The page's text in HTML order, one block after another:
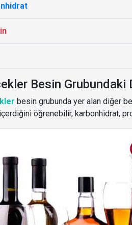
Besin Grubundaki
besin grubunda yer alan diğer
öğrenebilir, karbonhidrat,